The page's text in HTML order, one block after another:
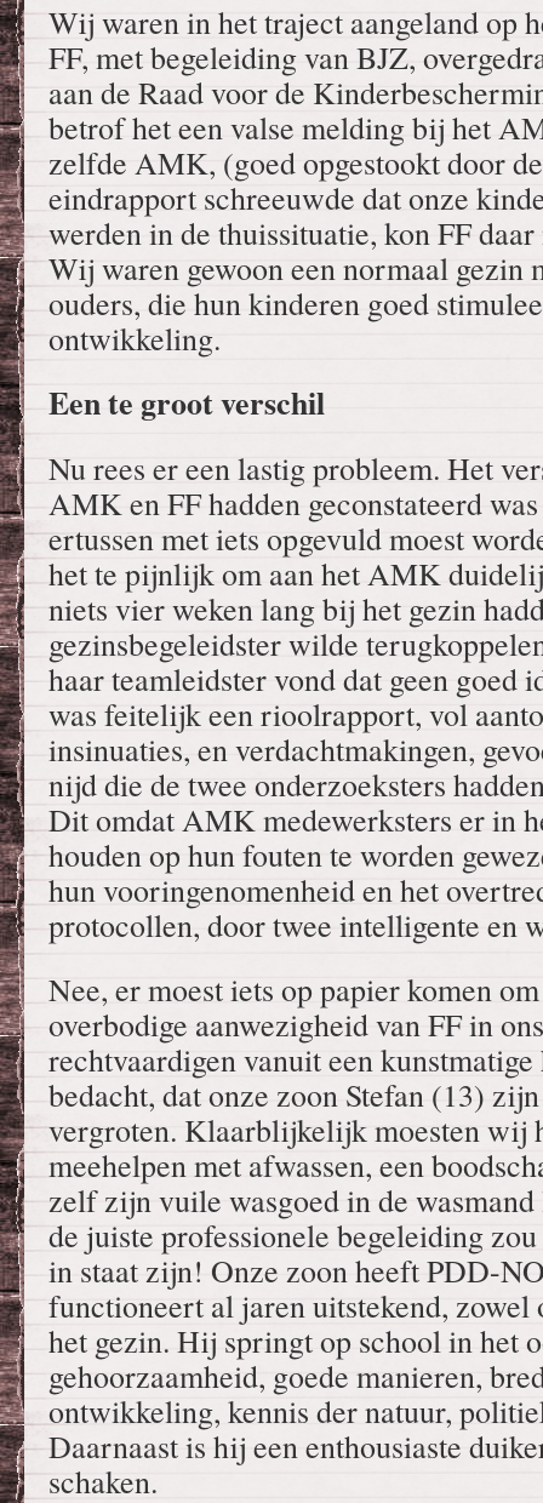
Wij waren in het traject aangeland op
FF, met begeleiding van BJZ,
aan de Raad voor de
betrof het een valse melding bij het
zelfde AMK, (goed opgestookt door
eindrapport schreeuwde dat onze
werden in de thuissituatie, kon FF
Wij waren gewoon een normaal gezin
ouders, die hun kinderen goed
ontwikkeling.
Een te groot verschil
Nu rees er een lastig probleem. Het
AMK en FF hadden geconstateerd
ertussen met iets opgevuld moest
het te pijnlijk om aan het AMK
niets vier weken lang bij het gezin
gezinsbegeleidster wilde
haar teamleidster vond dat geen
was feitelijk een rioolrapport, vol
insinuaties, en verdachtmakingen,
nijd die de twee onderzoeksters
Dit omdat AMK medewerksters er in
houden op hun fouten te worden
hun vooringenomenheid en het
protocollen, door twee intelligente en
Nee, er moest iets op papier komen
overbodige aanwezigheid van FF in
rechtvaardigen vanuit een
bedacht, dat onze zoon Stefan (13)
vergroten. Klaarblijkelijk moesten wij
meehelpen met afwassen, een
zelf zijn vuile wasgoed in de
de juiste professionele begeleiding
in staat zijn! Onze zoon heeft PDD-
functioneert al jaren uitstekend, zowel
het gezin. Hij springt op school in het
gehoorzaamheid, goede manieren,
ontwikkeling, kennis der natuur,
Daarnaast is hij een enthousiaste
schaken.